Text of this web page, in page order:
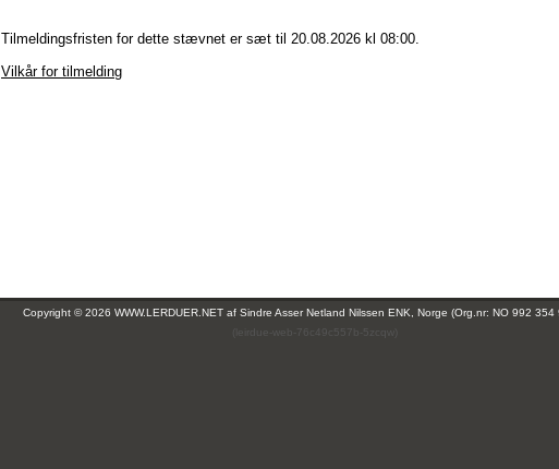
Tilmeldingsfristen for dette stævnet er sæt til 20.08.2026 kl 08:00.
Vilkår for tilmelding
Copyright © 2026 WWW.LERDUER.NET af Sindre Asser Netland Nilssen ENK, Norge (Org.nr: NO 992 354
(leirdue-web-76c49c557b-5zcqw)